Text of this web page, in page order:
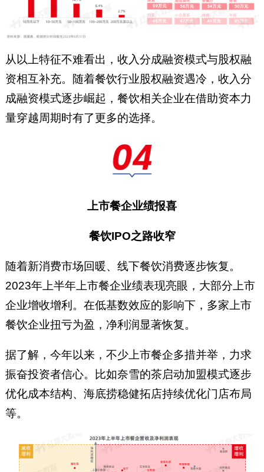
从以上特征不难看出，收入分成融资模式与股权融
资相互补充。随着餐饮行业股权融资遇冷，收入分
成融资模式逐步崛起，餐饮相关企业在借助资本力
量穿越周期时有了更多的选择。
上市餐企业绩报喜
餐饮IPO之路收窄
随着新消费市场回暖、线下餐饮消费逐步恢复。
2023年上半年上市餐企业绩表现亮眼，大部分上市
企业增收增利。在低基数效应的影响下，多家上市
餐饮企业扭亏为盈，净利润显著恢复。
据了解，今年以来，不少上市餐企多措并举，力求
振奋投资者信心。比如奈雪的茶启动加盟模式逐步
优化成本结构、海底捞稳健拓店持续优化门店布局
等。